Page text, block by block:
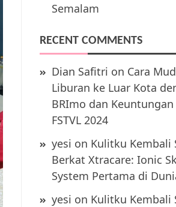
Semalam
RECENT COMMENTS
Dian Safitri on Cara
Liburan ke Luar Kota
BRImo dan Keuntungan
FSTVL 2024
yesi on Kulitku Kembali
Berkat Xtracare: Ionic
System Pertama di
yesi on Kulitku Kembali